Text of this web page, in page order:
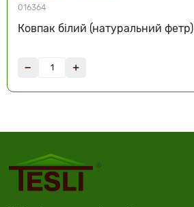
016364
Ковпак білий (натуральний фетр)